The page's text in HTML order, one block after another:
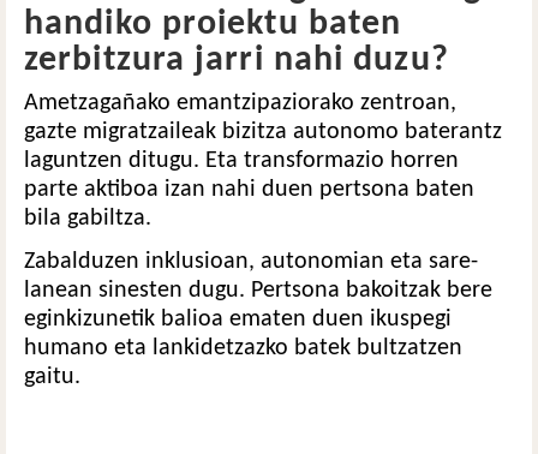
handiko proiektu baten
zerbitzura jarri nahi duzu?
Ametzagañako emantzipaziorako zentroan,
gazte migratzaileak bizitza autonomo baterantz
laguntzen ditugu. Eta transformazio horren
parte aktiboa izan nahi duen pertsona baten
bila gabiltza.
Zabalduzen inklusioan, autonomian eta sare-
lanean sinesten dugu. Pertsona bakoitzak bere
eginkizunetik balioa ematen duen ikuspegi
humano eta lankidetzazko batek bultzatzen
gaitu.